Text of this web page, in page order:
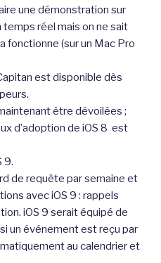
une démonstration sur
réel mais on ne sait
fonctionne (sur un Mac Pro
est disponible dès
être dévoilées ;
d’adoption de iOS 8 est
9.
de requête par semaine et
avec iOS 9 : rappels
iOS 9 serait équipé de
un événement est reçu par
au calendrier et